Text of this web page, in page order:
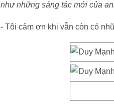
như những sáng tác mới của
- Tôi cảm ơn khi vẫn còn có